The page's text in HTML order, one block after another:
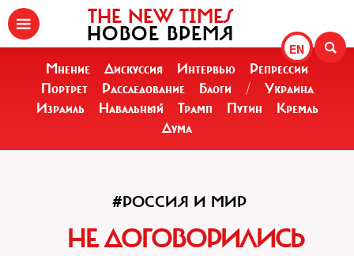
EN
THE NEW TIMES
НОВОЕ ВРЕМЯ
Мнение Дискуссия Интервью
Репрессии
Портрет
Расследование Блоги /
Украина
Израиль
Навальный Трамп Путин
Кремль
Дума
#РОССИЯ И МИР
НЕ ДОГОВОРИЛИСЬ